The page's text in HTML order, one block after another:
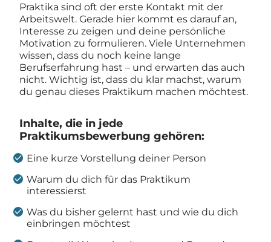
Praktika sind oft der erste Kontakt mit der
Arbeitswelt. Gerade hier kommt es darauf an,
Interesse zu zeigen und deine persönliche
Motivation zu formulieren. Viele Unternehmen
wissen, dass du noch keine lange
Berufserfahrung hast – und erwarten das auch
nicht. Wichtig ist, dass du klar machst, warum
du genau dieses Praktikum machen möchtest.
Inhalte, die in jede
Praktikumsbewerbung gehören:
Eine kurze Vorstellung deiner Person
Warum du dich für das Praktikum
interessierst
Was du bisher gelernt hast und wie du dich
einbringen möchtest